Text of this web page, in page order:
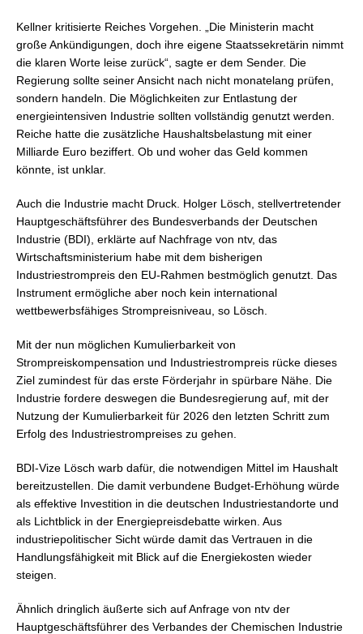
Kellner kritisierte Reiches Vorgehen. „Die Ministerin macht
große Ankündigungen, doch ihre eigene Staatssekretärin nimmt
die klaren Worte leise zurück“, sagte er dem Sender. Die
Regierung sollte seiner Ansicht nach nicht monatelang prüfen,
sondern handeln. Die Möglichkeiten zur Entlastung der
energieintensiven Industrie sollten vollständig genutzt werden.
Reiche hatte die zusätzliche Haushaltsbelastung mit einer
Milliarde Euro beziffert. Ob und woher das Geld kommen
könnte, ist unklar.
Auch die Industrie macht Druck. Holger Lösch, stellvertretender
Hauptgeschäftsführer des Bundesverbands der Deutschen
Industrie (BDI), erklärte auf Nachfrage von ntv, das
Wirtschaftsministerium habe mit dem bisherigen
Industriestrompreis den EU-Rahmen bestmöglich genutzt. Das
Instrument ermögliche aber noch kein international
wettbewerbsfähiges Strompreisniveau, so Lösch.
Mit der nun möglichen Kumulierbarkeit von
Strompreiskompensation und Industriestrompreis rücke dieses
Ziel zumindest für das erste Förderjahr in spürbare Nähe. Die
Industrie fordere deswegen die Bundesregierung auf, mit der
Nutzung der Kumulierbarkeit für 2026 den letzten Schritt zum
Erfolg des Industriestrompreises zu gehen.
BDI-Vize Lösch warb dafür, die notwendigen Mittel im Haushalt
bereitzustellen. Die damit verbundene Budget-Erhöhung würde
als effektive Investition in die deutschen Industriestandorte und
als Lichtblick in der Energiepreisdebatte wirken. Aus
industriepolitischer Sicht würde damit das Vertrauen in die
Handlungsfähigkeit mit Blick auf die Energiekosten wieder
steigen.
Ähnlich dringlich äußerte sich auf Anfrage von ntv der
Hauptgeschäftsführer des Verbandes der Chemischen Industrie